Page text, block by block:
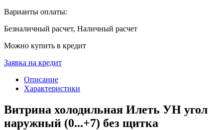
Варианты оплаты:
Безналичный расчет, Наличный расчет
Можно купить в кредит
Заявка на кредит
Описание
Характеристики
Витрина холодильная Илеть УН угол
наружный (0...+7) без щитка